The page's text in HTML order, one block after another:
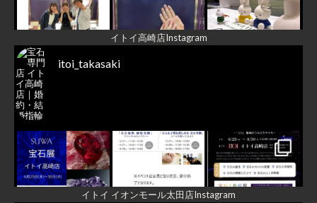
イトイ高崎店Instagram
itoi_takasaki
イトイ イオンモール太田店Instagram